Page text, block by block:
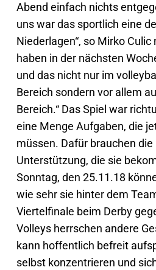
Abend einfach nichts
uns war das sportlich eine
Niederlagen“, so Mirko Culic
haben in der nächsten
und das nicht nur im
Bereich sondern vor allem
Bereich.“ Das Spiel war
eine Menge Aufgaben, die
müssen. Dafür brauchen
Unterstützung, die sie
Sonntag, den 25.11.18
wie sehr sie hinter dem
Viertelfinale beim Derby
Volleys herrschen andere
kann hoffentlich befreit
selbst konzentrieren und